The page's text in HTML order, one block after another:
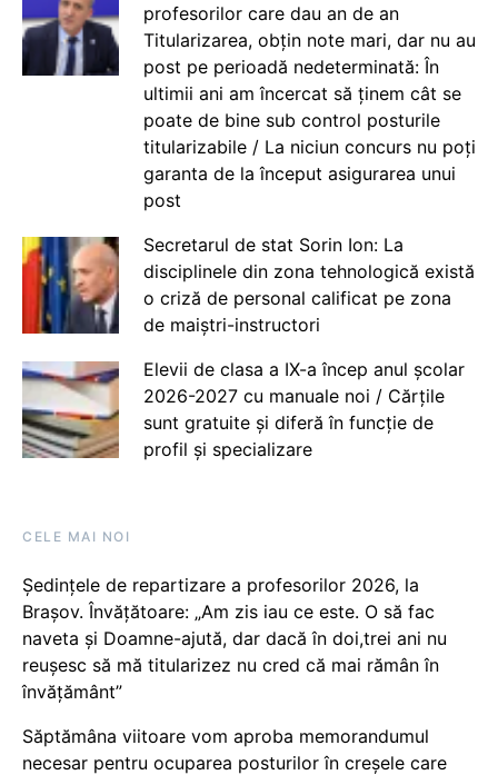
profesorilor care dau an de an
Titularizarea, obțin note mari, dar nu au
post pe perioadă nedeterminată: În
ultimii ani am încercat să ținem cât se
poate de bine sub control posturile
titularizabile / La niciun concurs nu poți
garanta de la început asigurarea unui
post
Secretarul de stat Sorin Ion: La
disciplinele din zona tehnologică există
o criză de personal calificat pe zona
de maiștri-instructori
Elevii de clasa a IX-a încep anul școlar
2026-2027 cu manuale noi / Cărțile
sunt gratuite și diferă în funcție de
profil și specializare
CELE MAI NOI
Ședințele de repartizare a profesorilor 2026, la
Brașov. Învățătoare: „Am zis iau ce este. O să fac
naveta și Doamne-ajută, dar dacă în doi,trei ani nu
reușesc să mă titularizez nu cred că mai rămân în
învățământ”
Săptămâna viitoare vom aproba memorandumul
necesar pentru ocuparea posturilor în creșele care